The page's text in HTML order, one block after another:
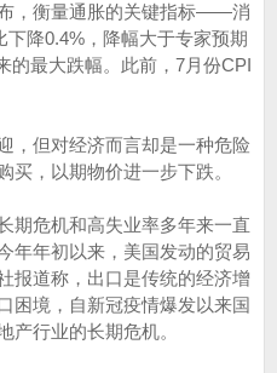
，衡量通胀的关键指标——消
降0.4%，降幅大于专家预期
的最大跌幅。此前，7月份CPI
，但对经济而言却是一种危险
买，以期物价进一步下跌。
期危机和高失业率多年来一直
年年初以来，美国发动的贸易
报道称，出口是传统的经济增
困境，自新冠疫情爆发以来国
产行业的长期危机。